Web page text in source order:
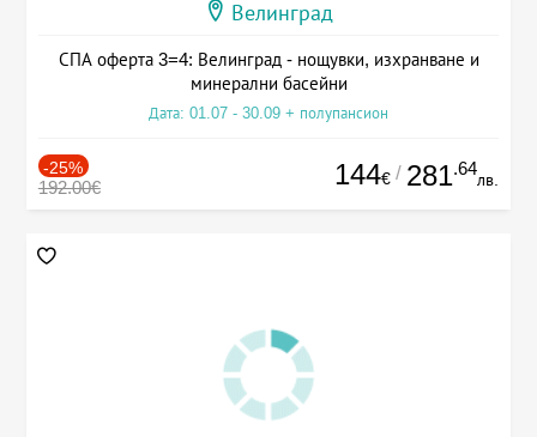
Велинград
СПА оферта 3=4: Велинград - нощувки, изхранване и
минерални басейни
Дата: 01.07 - 30.09 + полупансион
-25%
192.00€ 144€ / 281.64
лв.